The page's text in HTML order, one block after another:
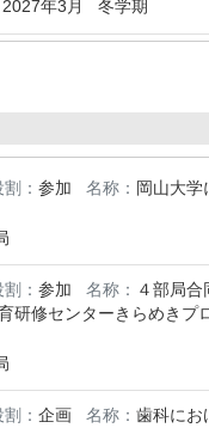
2027年3月 冬学期
： 参加 名称： 岡山大学
： 参加 名称： ４部局
研修センターきらめきプ
： 企画 名称： 歯科にお